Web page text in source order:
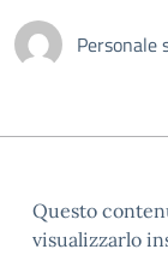
Personale
Questo
visualizzarlo